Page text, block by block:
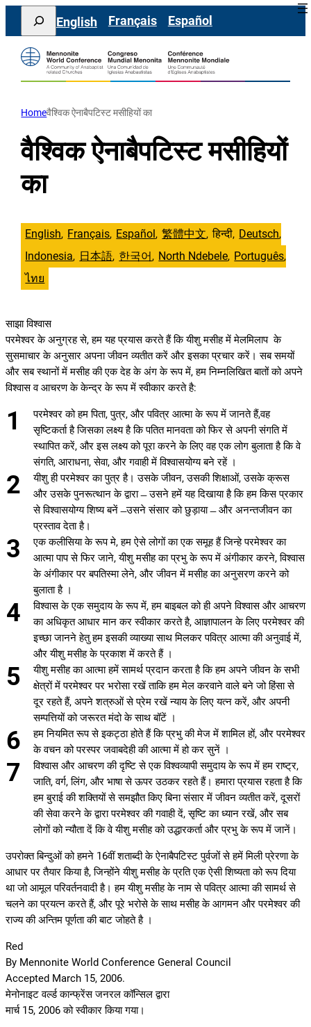
सामग्रीSearch
English Français Español
Homeवैश्विक ऐनाबैपटिस्ट मसीहियों का
वैश्विक ऐनाबैपटिस्ट मसीहियों
का
English Français Español 繁體中文 हिन्दी Deutsch
Indonesia
日本語 한국어 North Ndebele Português
ไทย
साझा विश्वास
परमेश्वर के अनुग्रह से, हम यह प्रयास करते हैं कि यीशु मसीह में मेलमिलाप के
सुसमाचार के अनुसार अपना जीवन व्यतीत करें और इसका प्रचार करें। सब समयों
और सब स्थानों में मसीह की एक देह के अंग के रूप में, हम निम्नलिखित बातों को अपने
विश्वास व आचरण के केन्द्र के रूप में स्वीकार करते है:
परमेश्वर को हम पिता, पुत्र, और पवित्र आत्मा के रूप में जानते हैं,वह
सृष्टिकर्ता है जिसका लक्ष्य है कि पतित मानवता को फिर से अपनी संगति में
स्थापित करें, और इस लक्ष्य को पूरा करने के लिए वह एक लोग बुलाता है कि वे
संगति, आराधना, सेवा, और गवाही में विश्वासयोग्य बने रहें ।
यीशु ही परमेश्वर का पुत्र है। उसके जीवन, उसकी शिक्षाओं, उसके क्रूस
और उसके पुनरूत्थान के द्वारा ̶ उसने हमें यह दिखाया है कि हम किस प्रकार
से विश्वासयोग्य शिष्य बनें ̶ उसने संसार को छुड़ाया ̶ और अनन्तजीवन का
प्रस्ताव देता है।
एक कलीसिया के रूप मे, हम ऐसे लोगों का एक समूह हैं जिन्हे परमेश्वर का
आत्मा पाप से फिर जाने, यीशु मसीह का प्रभु के रूप में अंगीकार करने, विश्वास
के अंगीकार पर बपतिस्मा लेने, और जीवन में मसीह का अनुसरण करने को
बुलाता है ।
विश्वास के एक समुदाय के रूप में, हम बाइबल को ही अपने विश्वास और आचरण
का अधिकृत आधार मान कर स्वीकार करते है, आज्ञापालन के लिए परमेश्वर की
इच्छा जानने हेतु हम इसकी व्याख्या साथ मिलकर पवित्र आत्मा की अनुवाई में,
और यीशु मसीह के प्रकाश में करते हैं ।
यीशु मसीह का आत्मा हमें सामर्थ प्रदान करता है कि हम अपने जीवन के सभी
क्षेत्रों में परमेश्वर पर भरोसा रखें ताकि हम मेल करवाने वाले बने जो हिंसा से
दूर रहते हैं, अपने शत्रुओं से प्रेम रखें न्याय के लिए यत्न करें, और अपनी
सम्पत्तियों को जरूरत मंदो के साथ बॉटें ।
हम नियमित रूप से इकट्ठा होते हैं कि प्रभु की मेज में शामिल हों, और परमेश्वर
के वचन को परस्पर जवाबदेही की आत्मा में हो कर सुनें ।
विश्वास और आचरण की दृष्टि से एक विश्वव्यापी समुदाय के रूप में हम राष्ट्र,
जाति, वर्ग, लिंग, और भाषा से ऊपर उठकर रहते हैं। हमारा प्रयास रहता है कि
हम बुराई की शक्तियों से समझौत किए बिना संसार में जीवन व्यतीत करें, दूसरों
की सेवा करने के द्वारा परमेश्वर की गवाही दें, सृष्टि का ध्यान रखें, और सब
लोगों को न्यौता दें कि वे यीशु मसीह को उद्धारकर्ता और प्रभु के रूप में जानें।
उपरोक्त बिन्दुओं को हमने 16वीं शताब्दी के ऐनाबैपटिस्ट पुर्वजों से हमें मिली प्रेरणा के
आधार पर तैयार किया है, जिन्होंने यीशु मसीह के प्रति एक ऐसी शिष्यता को रूप दिया
था जो आमूल परिवर्तनवादी है। हम यीशु मसीह के नाम से पवित्र आत्मा की सामर्थ से
चलने का प्रयत्न करते हैं, और पूरे भरोसे के साथ मसीह के आगमन और परमेश्वर की
राज्य की अन्तिम पूर्णता की बाट जोहते है ।
Red
By Mennonite World Conference General Council
Accepted March 15, 2006.
मेनोनाइट वर्ल्ड कान्फ्रेंस जनरल कॉन्सिल द्वारा
मार्च 15, 2006 को स्वीकार किया गया।